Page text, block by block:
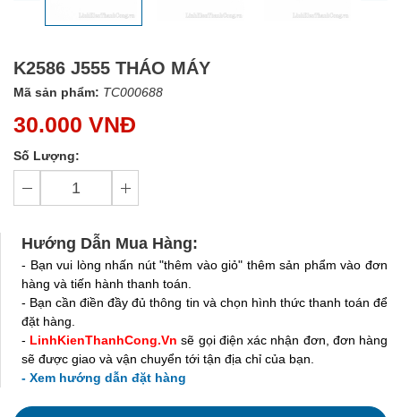
K2586 J555 THÁO MÁY
Mã sản phẩm: TC000688
30.000 VNĐ
Số Lượng:
Hướng Dẫn Mua Hàng:
- Bạn vui lòng nhấn nút "thêm vào giỏ" thêm sản phẩm vào đơn
hàng và tiến hành thanh toán.
- Bạn cần điền đầy đủ thông tin và chọn hình thức thanh toán để
đặt hàng.
- LinhKienThanhCong.Vn sẽ gọi điện xác nhận đơn, đơn hàng
sẽ được giao và vận chuyển tới tận địa chỉ của bạn.
- Xem hướng dẫn đặt hàng